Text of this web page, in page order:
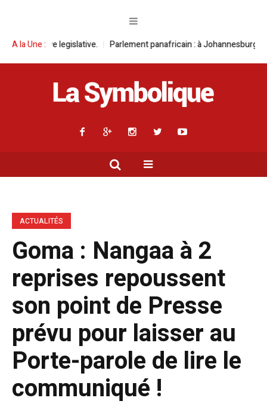
A la Une :Parlement panafricain : à Johannesburg, Aimé Boji Sangara
ACTUALITÉS
Goma : Nangaa à 2
reprises repoussent
son point de Presse
prévu pour laisser au
Porte-parole de lire le
communiqué !